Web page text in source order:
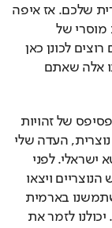
שביקש להישאר בעילום שם. "אנחנו בעלי ברית שלכם. אז איפה
הכרת הטוב? ההכרה בלאום הארמי היא חוב מוסרי של
היהודים ושל מדינת היהודים כלפינו. אם אתם רוצים לכונן כאן
עם 'גאון ונדיב ואכזר', כדברי ז'בוטינסקי, אנחנו אלה שאתם
שארל, בעליה של סוכנות ביטוח בצפת, הוא פסיפס של זהויות
ושסעים. "האזרחות שלי ישראלית, הדת שלי נוצרית, העדה שלי
מרונית, והלאום שלי ארמי", הוא אומר במבטא ישראלי. לפני
חמש שנים ניערו הוא וחבריו את ספרי הקודש הנוצריים ויצאו
להחזיר את הארמית לרחוב. "בתור ילדים השתמשנו בארמית
בתפילות בכנסייה, אבל לא הבנו את המילים. יכולנו לזמר את